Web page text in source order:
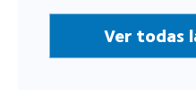
Ver todas